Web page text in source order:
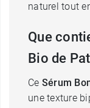
naturel tout
Que
Bio de
Ce Sérum
une texture